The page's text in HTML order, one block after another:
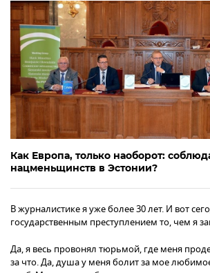
Как Европа, только наоборот:
нацменьщинств в Эстонии?
В журналистике я уже более 30 лет. И вот
государственным преступлением то, чем я
Да, я весь провонял тюрьмой, где меня
за что. Да, душа у меня болит за мое